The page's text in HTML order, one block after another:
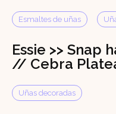
Esmaltes de uñas
Essie >>
// Cebra
Uñas decoradas